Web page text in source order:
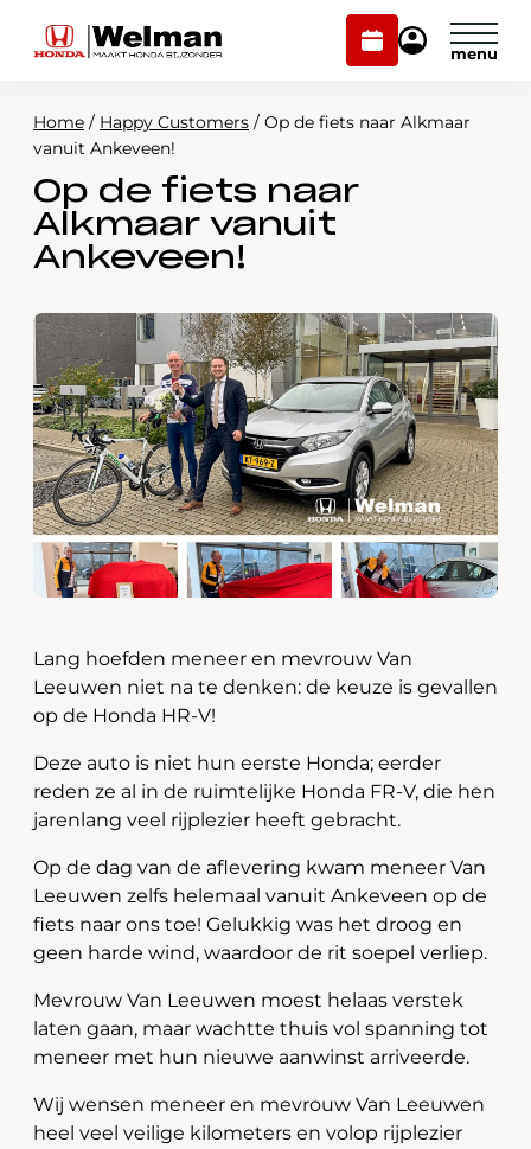
Plan
onderhoud
Mijn
Modellen
Voorraad
Onderhoud en service
Over ons
Webshop
Contact
Plan onderhoud
Mijn Honda Welman
Home / Happy Customers / Op de fiets naar Alkmaar
vanuit Ankeveen!
Op de fiets naar
Alkmaar vanuit
Ankeveen!
Lang hoefden meneer en mevrouw Van
Leeuwen niet na te denken: de keuze is gevallen
op de Honda HR-V!
Deze auto is niet hun eerste Honda; eerder
reden ze al in de ruimtelijke Honda FR-V, die hen
jarenlang veel rijplezier heeft gebracht.
Op de dag van de aflevering kwam meneer Van
Leeuwen zelfs helemaal vanuit Ankeveen op de
fiets naar ons toe! Gelukkig was het droog en
geen harde wind, waardoor de rit soepel verliep.
Mevrouw Van Leeuwen moest helaas verstek
laten gaan, maar wachtte thuis vol spanning tot
meneer met hun nieuwe aanwinst arriveerde.
Wij wensen meneer en mevrouw Van Leeuwen
heel veel veilige kilometers en volop rijplezier